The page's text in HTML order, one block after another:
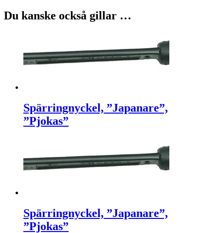
Du kanske också gillar …
Spärringnyckel, ”Japanare”,
”Pjokas”
Spärringnyckel, ”Japanare”,
”Pjokas”